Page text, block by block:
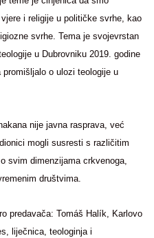
i religije u političke svrhe, kao
svrhe. Tema je svojevrstan
u Dubrovniku 2019. godine
o ulozi teologije u
nije javna rasprava, već
mogli susresti s različitim
svim dimenzijama crkvenoga,
društvima.
predavača: Tomáš Halík, Karlovo
liječnica, teologinja i